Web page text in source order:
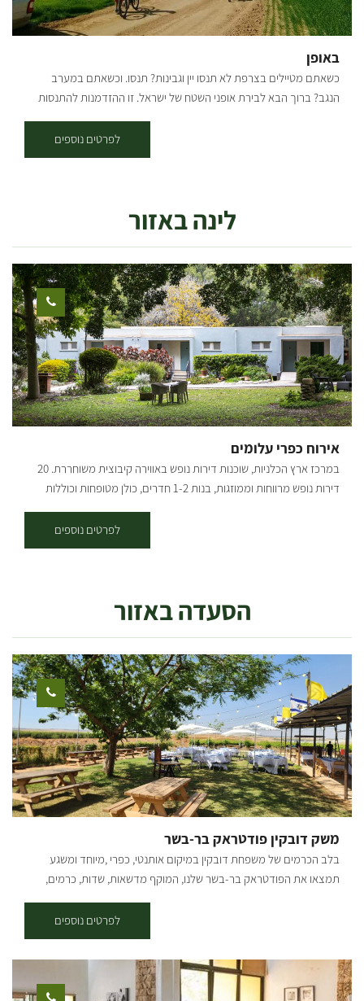
14:00 שישי: 9:00-12:00 *ניתן להזמין סדנת ערב
באופן
כשאתם מטיילים בצרפת לא תנסו יין וגבינות? תנסו. וכשאתם במערב
הנגב? ברוך הבא לבירת אופני השטח של ישראל. זו ההזדמנות להתנסות
יפהפה עם שפע של אפשרויות רכיבה לכל המשפחה פתוח כל ימי השבוע
בין השעות 7:30 – 20:00, בתיאום מראש אפשרות השכרת אופניים רגילה.
חגים, ותקופת פריחת הכלניות. כל מטייל שמגיע ורוכב עצמאית מקבל מפה
והמלצות היכן לרכב וכמובן אנחנו ניידים לעזרה בשטח במקרה של תקלה.
רכיבה: רמה קלה שמתאימה לכולם, רמה בינונית, רמה גבוהה לחובבי
אקסטרים – סינגל ניר משה. המסלולים המומלצים שלנו מגיעים ומתחברים
אל יער ניר משה (כ 2 ק"מ מנקודת ההתחלה עד ליער) שכולל מסלול היקפי
מסביב ליער ובתוכו על שביל לבן חדש שנסלל ועובר דרך נוף מרהיב ועוצר
נשימה. אז כבר הבנתם מה הבילוי שלכם לסופ"ש הקרוב?
לפרטים נוספים
לינה באזור
אירוח כפרי עלומים
במרכז ארץ הכלניות, שוכנות דירות נופש באווירה קיבוצית משוחררת. 20
דירות נופש מרווחות וממוזגות, בנות 1-2 חדרים, כולן מטופחות וכוללות
ומוקפות בנוי מיוחד ומטופח, מדשאות, פרחים ופינות חמד רבות. ארוחות
בכשרות מהודרת מוגשות בחדר האוכל בקיבוץ. האירוח מתאים לקהל דתי,
נפרדות וכן אולם התכנסות ומשחקייה לילדים. במקום חניות לנכים, שבילים
מרווחים ושירותי נכים עם מאחזים. ישנן דירות מונגשות לנכים, וכך גם בית
בעלומים לפרטיים פתוח רק באמצע שבוע. קבוצות, חיילים ועובדים -
יכולים להזמין גם לסופ"ש. תודה על ההבנה, צוות תיירות עלומים.
לפרטים נוספים
הסעדה באזור
משק דובקין פודטראק בר-בשר
בלב הכרמים של משפחת דובקין במיקום אותנטי, כפרי ,מיוחד ומשגע
תמצאו את הפודטראק בר-בשר שלנו, המוקף מדשאות, שדות, כרמים,
שמגיע מהקצבייה והמפעל המשפחתי "אחים דובקין" וירקות, בירות וחומרי
גלם מקומיים תוצרת המושב והעוטף. בתפריט משתנה לאירועים בו תוכלו
למצוא: המבורגר הבית, עראייס, אסאדו מפורק, שניצל בחלה, ציפס, סלט
מקומי, מלבי, קוקטיילים, בירות מהעוטף ויין מהנגב. מתחום הפודטראק
פעיל בתיאום מראש לאירוח לקבוצות, אירועים פרטיים ועסקיים בלבד.
לפרטים נוספים